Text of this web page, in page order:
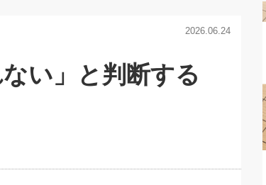
2026.08.5
【追
える
見明氏
要因と
知っておきたい、やってお
の『経営戦略の新常識』(12)
と思われる「一流の仕事術」(28)
月のヒット商品」(109)
会社を守り抜くための緊急対策(100)
強い決算書の会社はココが違う！(36)
職場の生産性を下げるハラスメントの予防策(10)
賃金決定の定石(68)
顧客・社員・社会から支持される「ウェルビーイ
大久保一彦の“流行る”お店の仕組みづくり
柿内幸夫─社長のための現場改善(174)
あなただからお願いしたいと
クレーム対応 実践マニュアル
クレーム対応の新知識と新常
デキル社員に育てる！ 社員教
東川鷹年の「中小企業の人育
中国哲学に学ぶ 不況
令和時代の「社長の
先人の名句名言の教え
渡部昇一の「日本の指
経営に活かす“十八史
おのころ
(50)
デジタル
リーダー
ワインを
必読！社
眼と耳で
社長の「
2026.06.24
い」と判断する